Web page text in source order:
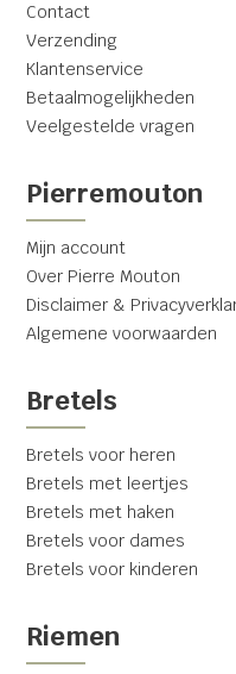
Contact
Verzending
Klantenservice
Betaalmogelijkheden
Veelgestelde vragen
Pierremouton
Mijn account
Over Pierre Mouton
Disclaimer &
Algemene voorwaarden
Bretels
Bretels voor heren
Bretels met leertjes
Bretels met haken
Bretels voor dames
Bretels voor kinderen
Riemen